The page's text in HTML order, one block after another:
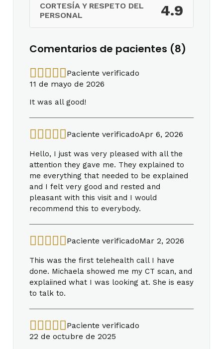
CORTESÍA Y RESPETO DEL
PERSONAL
4.9
Comentarios de pacientes (8)
Paciente verificado
11 de mayo de 2026
It was all good!
Paciente verificadoApr 6, 2026
Hello, I just was very pleased with all the
attention they gave me. They explained to
me everything that needed to be explained
and I felt very good and rested and
pleasant with this visit and I would
recommend this to everybody.
Paciente verificadoMar 2, 2026
This was the first telehealth call I have
done. Michaela showed me my CT scan, and
explaiined what I was looking at. She is easy
to talk to.
Paciente verificado
22 de octubre de 2025